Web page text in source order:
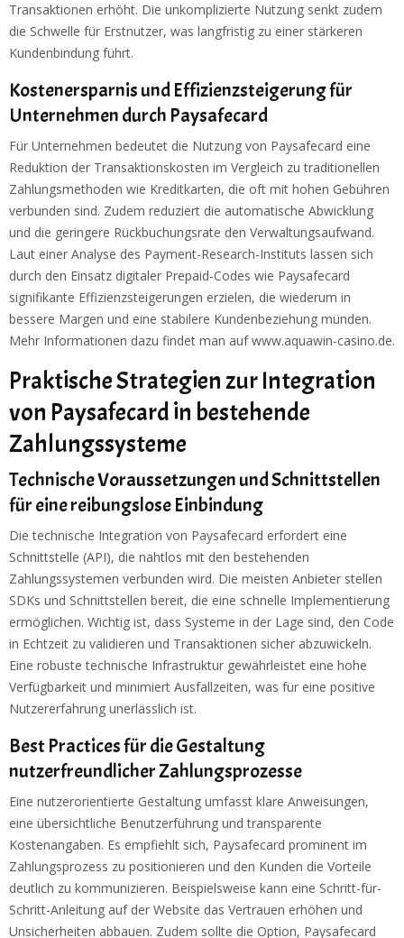
Transaktionen erhöht. Die unkomplizierte Nutzung senkt zudem
die Schwelle für Erstnutzer, was langfristig zu einer stärkeren
Kundenbindung führt.
Kostenersparnis und Effizienzsteigerung für
Unternehmen durch Paysafecard
Für Unternehmen bedeutet die Nutzung von Paysafecard eine
Reduktion der Transaktionskosten im Vergleich zu traditionellen
Zahlungsmethoden wie Kreditkarten, die oft mit hohen Gebühren
verbunden sind. Zudem reduziert die automatische Abwicklung
und die geringere Rückbuchungsrate den Verwaltungsaufwand.
Laut einer Analyse des Payment-Research-Instituts lassen sich
durch den Einsatz digitaler Prepaid-Codes wie Paysafecard
signifikante Effizienzsteigerungen erzielen, die wiederum in
bessere Margen und eine stabilere Kundenbeziehung münden.
Mehr Informationen dazu findet man aufwww.aquawin-casino.de.
Praktische Strategien zur Integration
von Paysafecard in bestehende
Zahlungssysteme
Technische Voraussetzungen und Schnittstellen
für eine reibungslose Einbindung
Die technische Integration von Paysafecard erfordert eine
Schnittstelle (API), die nahtlos mit den bestehenden
Zahlungssystemen verbunden wird. Die meisten Anbieter stellen
SDKs und Schnittstellen bereit, die eine schnelle Implementierung
ermöglichen. Wichtig ist, dass Systeme in der Lage sind, den Code
in Echtzeit zu validieren und Transaktionen sicher abzuwickeln.
Eine robuste technische Infrastruktur gewährleistet eine hohe
Verfügbarkeit und minimiert Ausfallzeiten, was für eine positive
Nutzererfahrung unerlässlich ist.
Best Practices für die Gestaltung
nutzerfreundlicher Zahlungsprozesse
Eine nutzerorientierte Gestaltung umfasst klare Anweisungen,
eine übersichtliche Benutzerführung und transparente
Kostenangaben. Es empfiehlt sich, Paysafecard prominent im
Zahlungsprozess zu positionieren und den Kunden die Vorteile
deutlich zu kommunizieren. Beispielsweise kann eine Schritt-für-
Schritt-Anleitung auf der Website das Vertrauen erhöhen und
Unsicherheiten abbauen. Zudem sollte die Option, Paysafecard